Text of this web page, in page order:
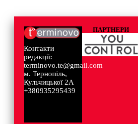
Контакти
редакції:
terminovo.te@gmail.com
м. Тернопіль,
Кульчицької 2А
+380935295439
ПАРТНЕРИ